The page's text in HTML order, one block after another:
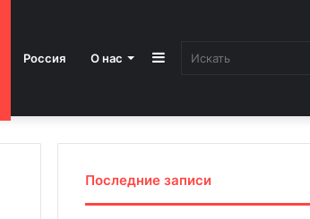
Россия О нас Sidebar
Последние записи